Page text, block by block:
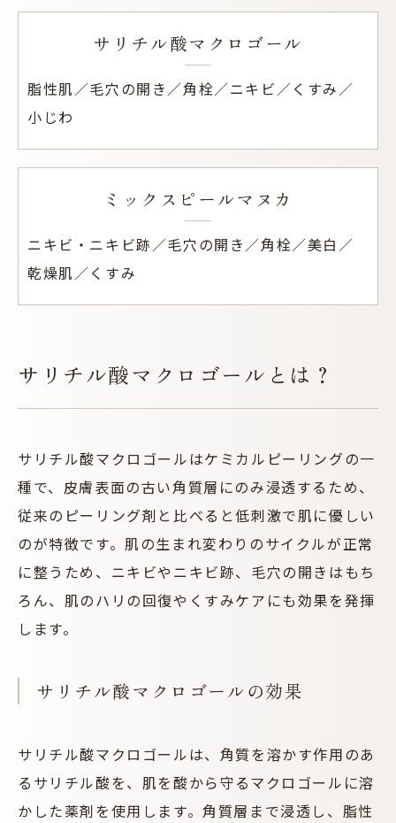
サリチル酸マクロゴール
脂性肌／毛穴の開き／角栓／ニキビ／くすみ／
小じわ
ミックスピールマヌカ
ニキビ・ニキビ跡／毛穴の開き／角栓／美白／
乾燥肌／くすみ
サリチル酸マクロゴールとは？
サリチル酸マクロゴールはケミカルピーリングの一
種で、皮膚表面の古い角質層にのみ浸透するため、
従来のピーリング剤と比べると低刺激で肌に優しい
のが特徴です。肌の生まれ変わりのサイクルが正常
に整うため、ニキビやニキビ跡、毛穴の開きはもち
ろん、肌のハリの回復やくすみケアにも効果を発揮
します。
サリチル酸マクロゴールの効果
サリチル酸マクロゴールは、角質を溶かす作用のあ
るサリチル酸を、肌を酸から守るマクロゴールに溶
かした薬剤を使用します。角質層まで浸透し、脂性